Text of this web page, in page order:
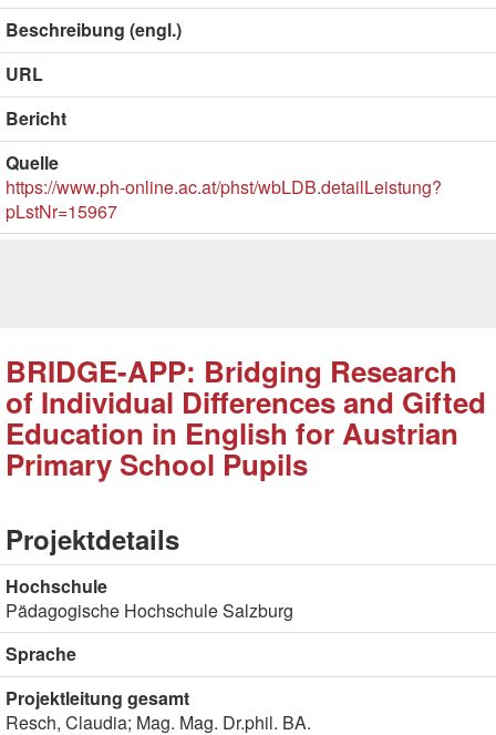
Beschreibung (engl.)
URL
Bericht
Quelle
https://www.ph-online.ac.at/phst/wbLDB.detailLeistung?
pLstNr=15967
BRIDGE-APP: Bridging Research
of Individual Differences and Gifted
Education in English for Austrian
Primary School Pupils
Projektdetails
Hochschule
Pädagogische Hochschule Salzburg
Sprache
Projektleitung gesamt
Resch, Claudia; Mag. Mag. Dr.phil. BA.